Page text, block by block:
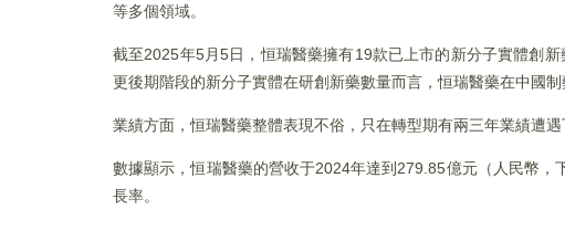
等多個領域。
截至2025年5月5日，恒瑞醫藥擁有19款已上市的新分子實體創
更後期階段的新分子實體在研創新藥數量而言，恒瑞醫藥在中國制
業績方面，恒瑞醫藥整體表現不俗，只在轉型期有兩三年業績遭
數據顯示，恒瑞醫藥的營收于2024年達到279.85億元（人民幣
長率。